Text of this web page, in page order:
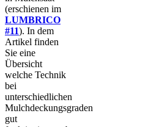
(erschienen im
LUMBRICO
#11). In dem
Artikel finden
Sie eine
Übersicht
welche Technik
bei
unterschiedlichen
Mulchdeckungsgraden
gut